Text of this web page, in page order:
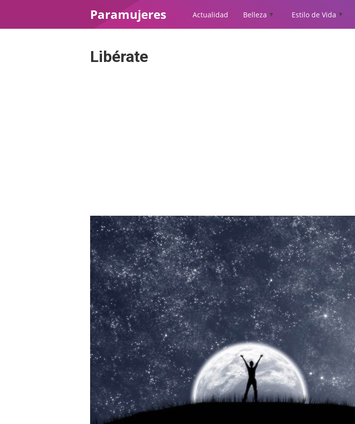
Paramujeres Actualidad Belleza ▲ Estilo de Vida ▲
Libérate